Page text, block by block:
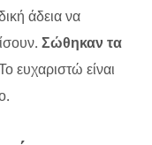
άδεια να
Σώθηκαν τα
ευχαριστώ είναι